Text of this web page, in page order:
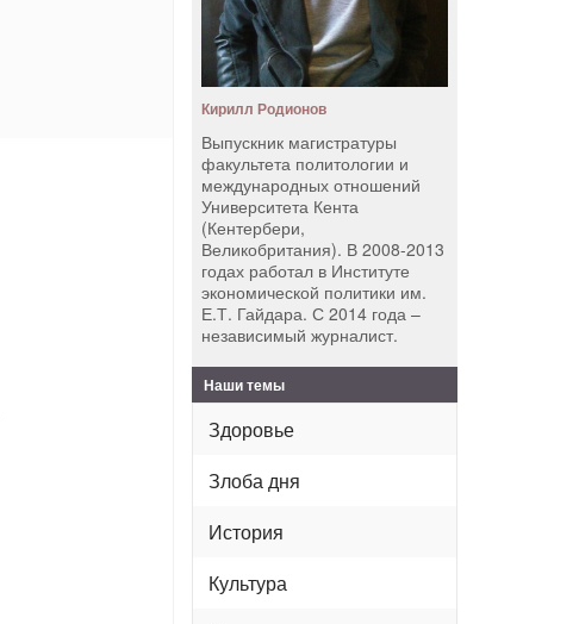
Кирилл Родионов
Выпускник магистратуры
факультета политологии и
международных отношений
Университета Кента
(Кентербери,
Великобритания). В 2008-2013
годах работал в Институте
экономической политики им.
Е.Т. Гайдара. С 2014 года –
независимый журналист.
Наши темы
Здоровье
Злоба дня
История
Культура